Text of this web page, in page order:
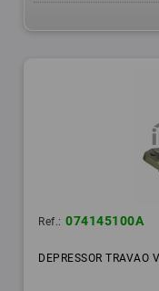
Ref.: 074145100A
DEPRESSOR TRAVAO